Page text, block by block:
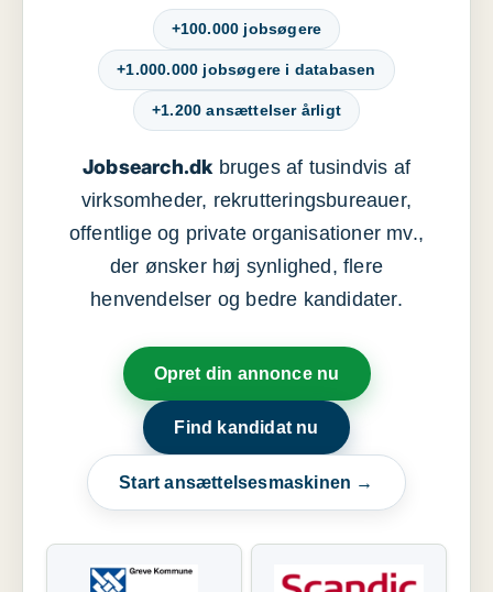
+100.000 jobsøgere
+1.000.000 jobsøgere i databasen
+1.200 ansættelser årligt
Jobsearch.dkbruges af tusindvis af
virksomheder, rekrutteringsbureauer,
offentlige og private organisationer mv.,
der ønsker høj synlighed, flere
henvendelser og bedre kandidater.
Opret din annonce nu
Find kandidat nu
Start ansættelsesmaskinen →